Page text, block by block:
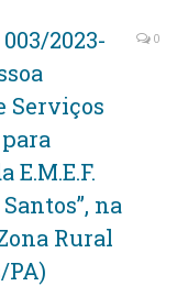
003/2023-
Serviços
E.M.E.F.
na
Rural
0